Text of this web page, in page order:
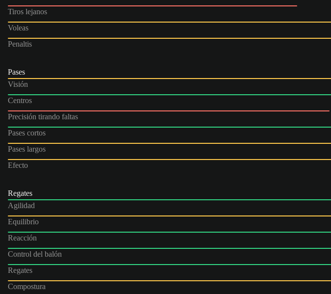
Tiros lejanos
Voleas
Penaltis
Pases
Visión
Centros
Precisión tirando faltas
Pases cortos
Pases largos
Efecto
Regates
Agilidad
Equilibrio
Reacción
Control del balón
Regates
Compostura